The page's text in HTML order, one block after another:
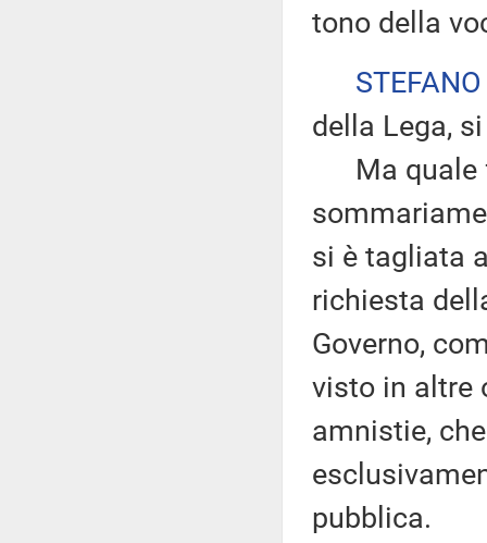
tono della
della Lega,
Ma quale
si è tagliata
richiesta
Governo,
visto in altre
amnistie,
pubblica.